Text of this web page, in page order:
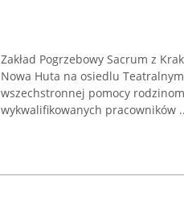
Zakład Pogrzebowy Sacrum z
Nowa Huta na osiedlu
wszechstronnej pomocy
wykwalifikowanych pracowników